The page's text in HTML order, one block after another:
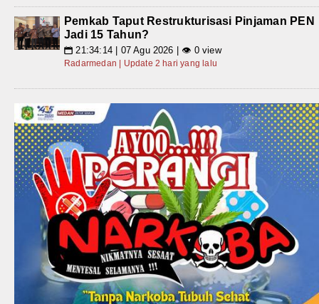
Pemkab Taput Restrukturisasi Pinjaman PEN
Jadi 15 Tahun?
📅 21:34:14 | 07 Agu 2026 | 👁 0 view
Radarmedan | Update 2 hari yang lalu